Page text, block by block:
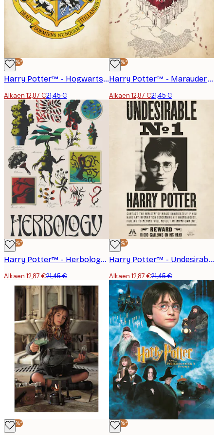
-40%*
Harry Potter™ - Hogwarts Crest Juliste
Alkaen 12,87 €21,45 €
-40%*
Harry Potter™ - Marauder's Map Juliste
Alkaen 12,87 €21,45 €
-40%*
Harry Potter™ - Herbology Juliste
Alkaen 12,87 €21,45 €
-40%*
Harry Potter™ - Undesirable Juliste
Alkaen 12,87 €21,45 €
-40%* -40%*